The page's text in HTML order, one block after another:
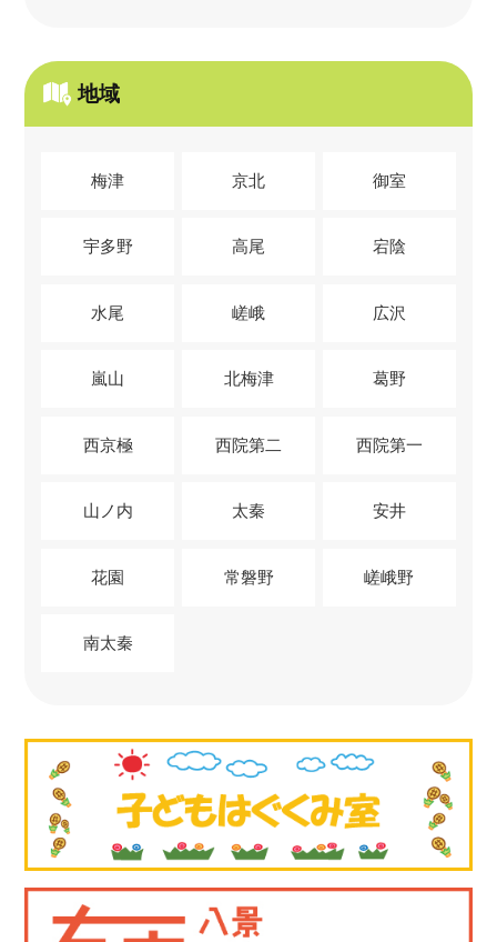
地域
梅津 京北 御室
宇多野 高尾 宕陰
水尾 嵯峨 広沢
嵐山 北梅津 葛野
西京極 西院第二 西院第一
山ノ内 太秦 安井
花園 常磐野 嵯峨野
南太秦